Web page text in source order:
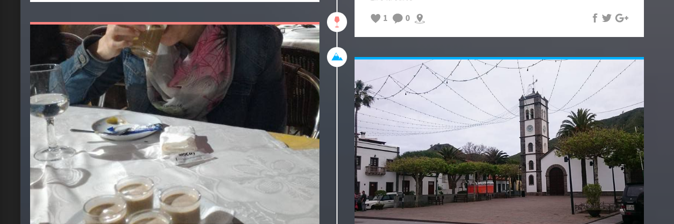
Señora de Africa qui malheureusement pour nous n'est ouvert que le
matin mais nous ne manquerons pas d'y revenir !!!
Direction ensuite le Palacio Insular (qui héberge les bureaux du
qui marque l'emplacement du Monumento de Los Caidos (dédié aux
morts des forces du général Franco pendant la guerre civile
Espagnole.
1
0